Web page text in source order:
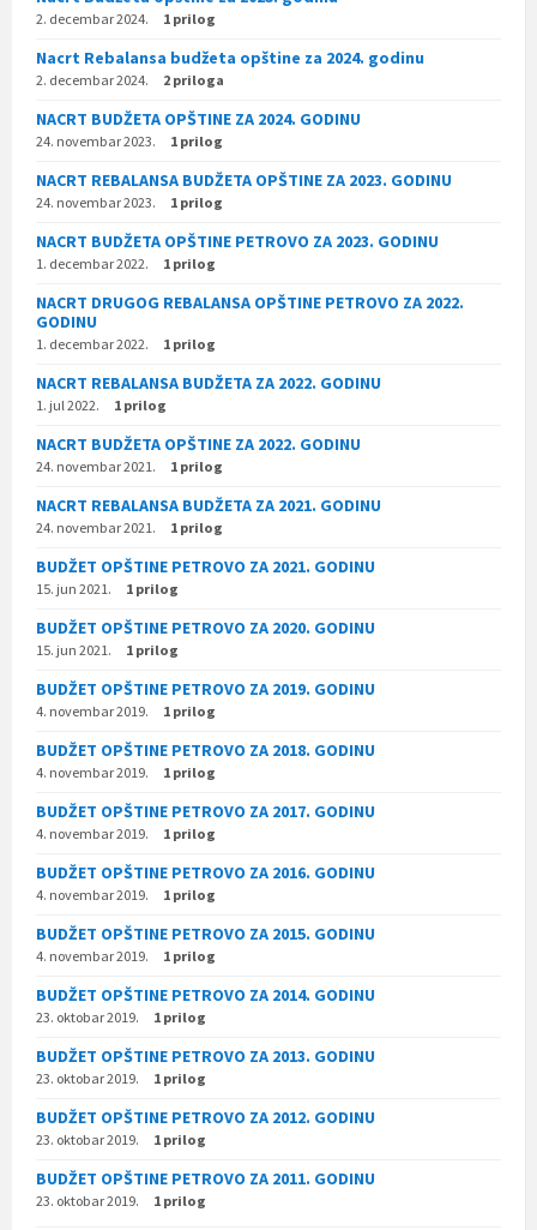
2. decembar 2024. 1 prilog
Nacrt Rebalansa budžeta opštine za 2024. godinu
2. decembar 2024. 2 priloga
NACRT BUDŽETA OPŠTINE ZA 2024. GODINU
24. novembar 2023. 1 prilog
NACRT REBALANSA BUDŽETA OPŠTINE ZA 2023. GODINU
24. novembar 2023. 1 prilog
NACRT BUDŽETA OPŠTINE PETROVO ZA 2023. GODINU
1. decembar 2022. 1 prilog
NACRT DRUGOG REBALANSA OPŠTINE PETROVO ZA 2022.
GODINU
1. decembar 2022. 1 prilog
NACRT REBALANSA BUDŽETA ZA 2022. GODINU
1. jul 2022. 1 prilog
NACRT BUDŽETA OPŠTINE ZA 2022. GODINU
24. novembar 2021. 1 prilog
NACRT REBALANSA BUDŽETA ZA 2021. GODINU
24. novembar 2021. 1 prilog
BUDŽET OPŠTINE PETROVO ZA 2021. GODINU
15. jun 2021. 1 prilog
BUDŽET OPŠTINE PETROVO ZA 2020. GODINU
15. jun 2021. 1 prilog
BUDŽET OPŠTINE PETROVO ZA 2019. GODINU
4. novembar 2019. 1 prilog
BUDŽET OPŠTINE PETROVO ZA 2018. GODINU
4. novembar 2019. 1 prilog
BUDŽET OPŠTINE PETROVO ZA 2017. GODINU
4. novembar 2019. 1 prilog
BUDŽET OPŠTINE PETROVO ZA 2016. GODINU
4. novembar 2019. 1 prilog
BUDŽET OPŠTINE PETROVO ZA 2015. GODINU
4. novembar 2019. 1 prilog
BUDŽET OPŠTINE PETROVO ZA 2014. GODINU
23. oktobar 2019. 1 prilog
BUDŽET OPŠTINE PETROVO ZA 2013. GODINU
23. oktobar 2019. 1 prilog
BUDŽET OPŠTINE PETROVO ZA 2012. GODINU
23. oktobar 2019. 1 prilog
BUDŽET OPŠTINE PETROVO ZA 2011. GODINU
23. oktobar 2019. 1 prilog